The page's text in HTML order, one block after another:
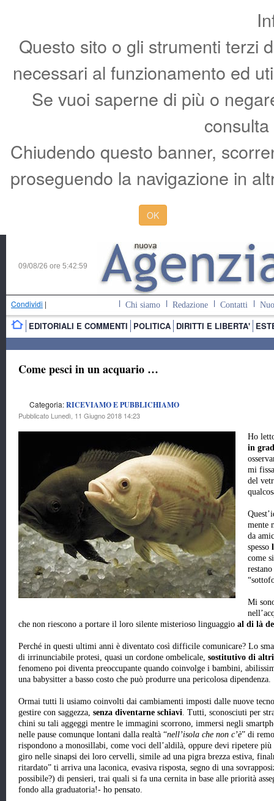
Questo sito o gli strumenti terzi
necessari al funzionamento ed
Se vuoi saperne di più o
Chiudendo questo banner,
proseguendo la navigazione in
OK
09/08/26 ore 5:43:00
Condividi | Chi siamo Redazione Contatti
EDITORIALI E COMMENTI POLITICA DIRITTI E LIBERTA'
Come pesci in un acquario …
Categoria:RICEVIAMO E PUBBLICHIAMO
Pubblicato Lunedì, 11 Giugno 2018 14:23
Ho
in
mi
del
mente
da
spesso
come
Mi
che non riescono a portare il loro silente misterioso linguaggio al di là
Perché in questi ultimi anni è diventato così difficile comunicare? Lo
di irrinunciabile protesi, quasi un cordone ombelicale, sostitutivo di
fenomeno poi diventa preoccupante quando coinvolge i bambini,
una babysitter a basso costo che può produrre una pericolosa dipendenza.
Ormai tutti li usiamo coinvolti dai cambiamenti imposti dalle nuove
gestire con saggezza, senza diventarne schiavi. Tutti, sconosciuti per
chini su tali aggeggi mentre le immagini scorrono, immersi negli
nelle pause comunque lontani dalla realtà “nell’isola che non c’è” di
rispondono a monosillabi, come voci dell’aldilà, oppure devi ripetere
giro nelle sinapsi dei loro cervelli, simile ad una pigra brezza estiva,
ritardato” ti arriva una laconica, evasiva risposta, segno di una
possibile?) di pensieri, trai quali si fa una cernita in base alle priorità
fondo alla graduatoria!- ho pensato.